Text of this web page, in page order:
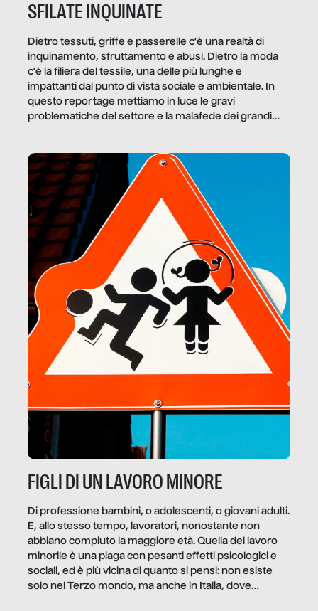
SFILATE INQUINATE
Dietro tessuti, griffe e passerelle c’è una realtà di
inquinamento, sfruttamento e abusi. Dietro la moda
c’è la filiera del tessile, una delle più lunghe e
impattanti dal punto di vista sociale e ambientale. In
questo reportage mettiamo in luce le gravi
problematiche del settore e la malafede dei grandi
FIGLI DI UN LAVORO MINORE
Di professione bambini, o adolescenti, o giovani adulti.
E, allo stesso tempo, lavoratori, nonostante non
abbiano compiuto la maggiore età. Quella del lavoro
minorile è una piaga con pesanti effetti psicologici e
sociali, ed è più vicina di quanto si pensi: non esiste
solo nel Terzo mondo, ma anche in Italia, dove